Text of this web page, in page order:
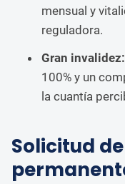
mensual y
reguladora.
Gran invalidez:
100% y un
la cuantía
Solicitud